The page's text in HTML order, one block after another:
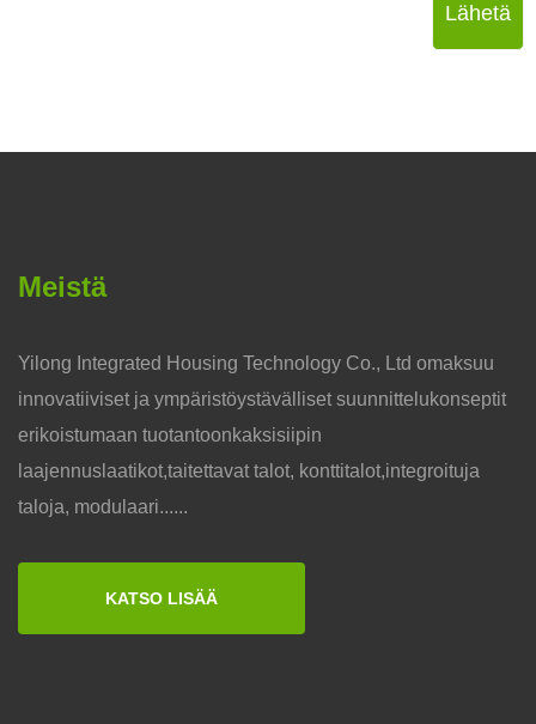
Lähetä
Meistä
Yilong Integrated Housing Technology Co., Ltd omaksuu
innovatiiviset ja ympäristöystävälliset suunnittelukonseptit
erikoistumaan tuotantoonkaksisiipin
laajennuslaatikot,taitettavat talot, konttitalot,integroituja
taloja, modulaari......
KATSO LISÄÄ